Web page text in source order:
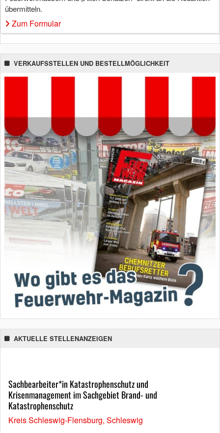
übermitteln.
Zum Formular
VERKAUFSSTELLEN UND BESTELLMÖGLICHKEIT
AKTUELLE STELLENANZEIGEN
Sachbearbeiter*in Katastrophenschutz und
Krisenmanagement im Sachgebiet Brand- und
Katastrophenschutz
Kreis Schleswig-Flensburg, Schleswig